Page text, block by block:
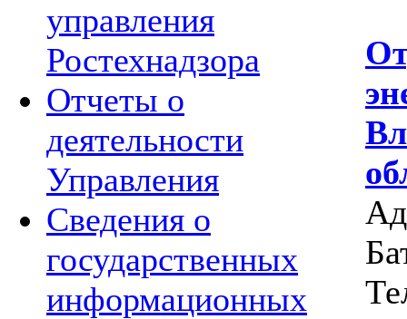
управления
Ростехнадзора
Отчеты о
деятельности
Управления
Сведения о
государственных
информационных